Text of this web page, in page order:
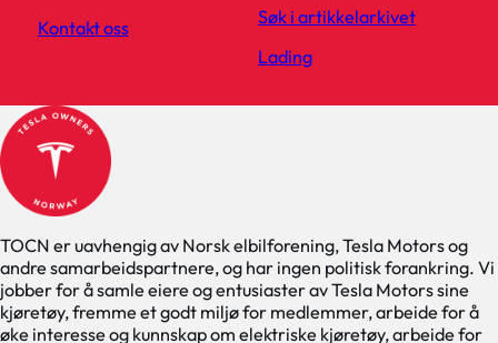
TOCN er uavhengig av Norsk elbilforening, Tesla Motors og
andre samarbeidspartnere, og har ingen politisk forankring. Vi
jobber for å samle eiere og entusiaster av Tesla Motors sine
kjøretøy, fremme et godt miljø for medlemmer, arbeide for å
øke interesse og kunnskap om elektriske kjøretøy, arbeide for
Kontakt oss
Søk i artikkelarkivet
Lading